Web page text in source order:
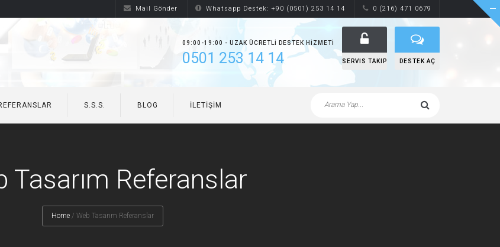
Mail Gönder Whatsapp Destek: +90 (0501) 253 14 14 0 (216) 471 0679
09:00-19:00 - UZAK ÜCRETLI DESTEK HIZMETI
0501 253 14 14 SERVIS TAKIP DESTEK AÇ
S.S.S. BLOG İLETIŞIM
Tasarım Referanslar
Home / Web Tasarım Referanslar